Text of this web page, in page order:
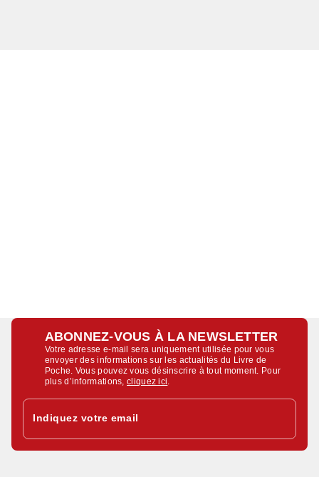
ABONNEZ-VOUS À LA NEWSLETTER
Votre adresse e-mail sera uniquement utilisée pour vous
envoyer des informations sur les actualités du Livre de
Poche. Vous pouvez vous désinscrire à tout moment. Pour
plus d’informations,cliquez ici
Indiquez votre email